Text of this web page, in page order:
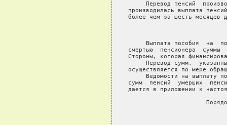
Перевод пенсий
производилась выплата
более чем за шесть месяцев
Выплата пособия  на
смертью  пенсионера
Стороны, которая
Перевод сумм,
осуществляется по мере
Ведомости на выплату
сумм  пенсий  умерших
дается в приложении к